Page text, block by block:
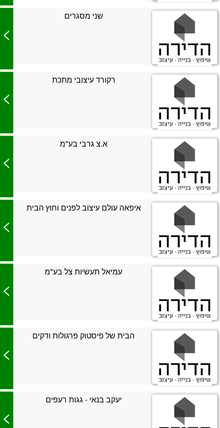
שני מסגרים
>
רקורד עיצובי מתכת
>
א.צ גרבי בע"מ
>
איפאה עולם עיצוב לפנים וחוץ הבית
>
עמיאל תעשיות צל בע"מ
>
הבית של פיסטוק פרגולות ודקים
>
יעקב בנאי - גגות רעפים
>